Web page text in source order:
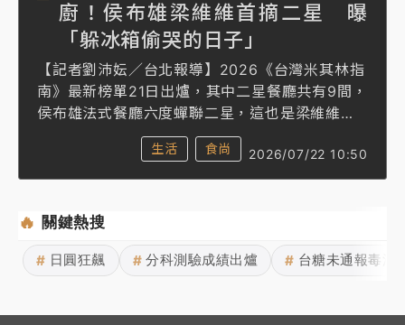
廚！侯布雄梁維維首摘二星 曝
「躲冰箱偷哭的日子」
【記者劉沛妘／台北報導】2026《台灣米其林指
南》最新榜單21日出爐，其中二星餐廳共有9間，
侯布雄法式餐廳六度蟬聯二星，這也是梁維維升
主廚後，首次摘下二星，而他同時也是侯布雄全
球首位台籍主廚。
帥氣外型大爆紅，當時是副主廚的梁維維首度上
台領獎，沒想到一上台官方聊天室湧入大量網友
留言直呼：「好帥！」梁維維接受《知新聞》專
2026/07/22 10:50
生活 食尚
🔥 關鍵熱搜
# 日圓狂飆 # 分科測驗成績出爐 # 台糖未通報毒油